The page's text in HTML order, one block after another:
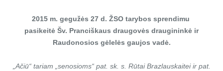
2015 m. gegužės 27 d. ŽSO tarybos sprendimu
pasikeitė Šv. Pranciškaus draugovės draugininkė ir
Raudonosios gėlelės gaujos vadė.
„Ačiū“ tariam „senosioms“ pat. sk. s. Rūtai Brazlauskaitei ir pat.